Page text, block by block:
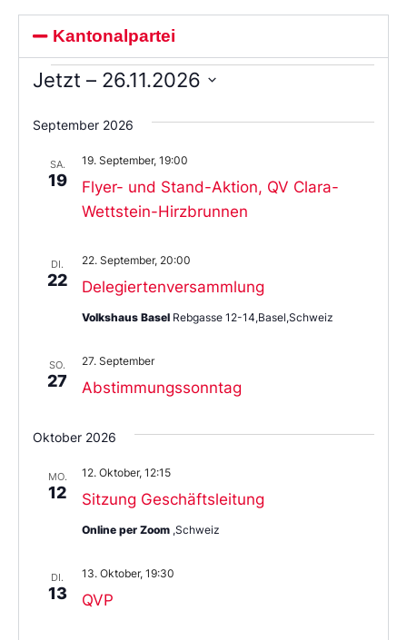
Kantonalpartei
Jetzt – 26.11.2026
Sie
das
aus.
September 2026
SA.
19
Flyer- und Stand-Aktion, QV Clara-
Wettstein-Hirzbrunnen
19. September, 19:00
DI.
22 Delegiertenversammlung
22. September, 20:00
Volkshaus Basel Rebgasse 12-14,Basel,Schweiz
SO.
27 Abstimmungssonntag
27. September
Oktober 2026
MO.
12 Sitzung Geschäftsleitung
12. Oktober, 12:15
Online per Zoom ,Schweiz
DI.
13 QVP
13. Oktober, 19:30